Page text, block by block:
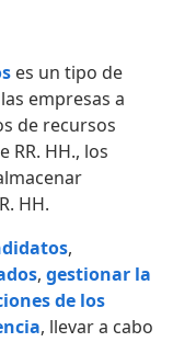
es un tipo de
empresas a
de recursos
RR. HH., los
HH.
,
, gestionar la
de los
, llevar a cabo